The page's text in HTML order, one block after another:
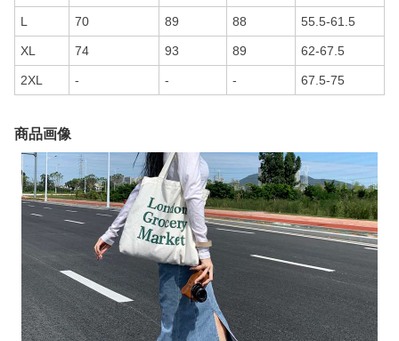
L 70 89 88 55.5-61.5
XL 74 93 89 62-67.5
2XL - - - 67.5-75
商品画像